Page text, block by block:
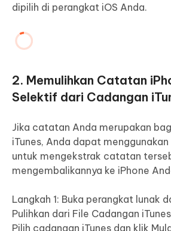
dipilih di perangkat iOS Anda.
2. Memulihkan Catatan
Selektif dari Cadangan
Jika catatan Anda merupakan
iTunes, Anda dapat
untuk mengekstrak catatan
mengembalikannya ke iPhone
Langkah 1: Buka perangkat lunak
Pulihkan dari File Cadangan
Pilih cadangan iTunes dan klik